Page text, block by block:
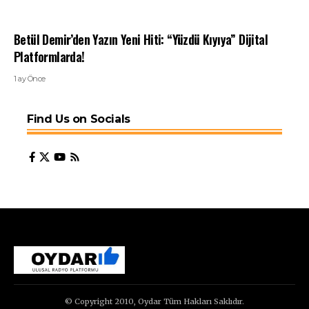
Betül Demir’den Yazın Yeni Hiti: “Yüzdü Kıyıya” Dijital
Platformlarda!
1 ay Önce
Find Us on Socials
© Copyright 2010, Oydar Tüm Hakları Saklıdır.